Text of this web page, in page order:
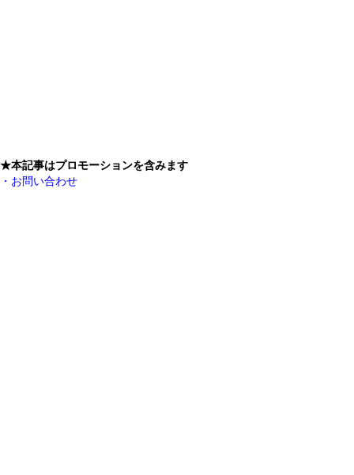
★本記事はプロモーションを含みます
・お問い合わせ